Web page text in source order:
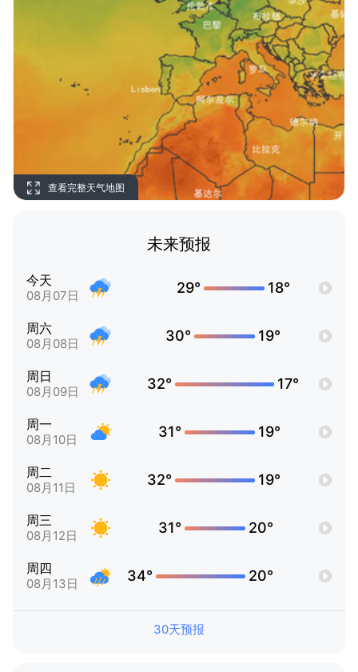
查看完整天气地图
未来预报
今天
08月07日 29° 18°
周六
08月08日 30° 19°
周日
08月09日 32° 17°
周一
08月10日 31° 19°
周二
08月11日 32° 19°
周三
08月12日 31° 20°
周四
08月13日 34° 20°
30天预报